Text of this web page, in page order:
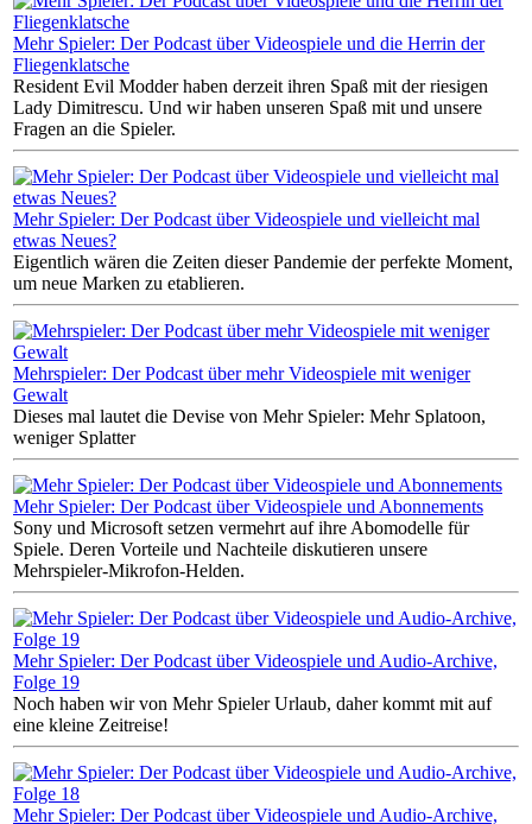
Mehr Spieler: Der Podcast über Videospiele und die Herrin der
Fliegenklatsche
Resident Evil Modder haben derzeit ihren Spaß mit der riesigen
Lady Dimitrescu. Und wir haben unseren Spaß mit und unsere
Fragen an die Spieler.
Mehr Spieler: Der Podcast über Videospiele und vielleicht mal
etwas Neues?
Eigentlich wären die Zeiten dieser Pandemie der perfekte Moment,
um neue Marken zu etablieren.
Mehrspieler: Der Podcast über mehr Videospiele mit weniger
Gewalt
Dieses mal lautet die Devise von Mehr Spieler: Mehr Splatoon,
weniger Splatter
Mehr Spieler: Der Podcast über Videospiele und Abonnements
Sony und Microsoft setzen vermehrt auf ihre Abomodelle für
Spiele. Deren Vorteile und Nachteile diskutieren unsere
Mehrspieler-Mikrofon-Helden.
Mehr Spieler: Der Podcast über Videospiele und Audio-Archive,
Folge 19
Noch haben wir von Mehr Spieler Urlaub, daher kommt mit auf
eine kleine Zeitreise!
Mehr Spieler: Der Podcast über Videospiele und Audio-Archive,